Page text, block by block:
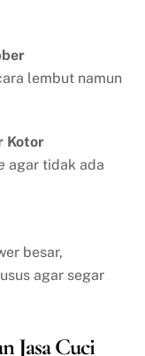
lembut namun
Kotor
agar tidak ada
besar,
agar segar
Jasa Cuci